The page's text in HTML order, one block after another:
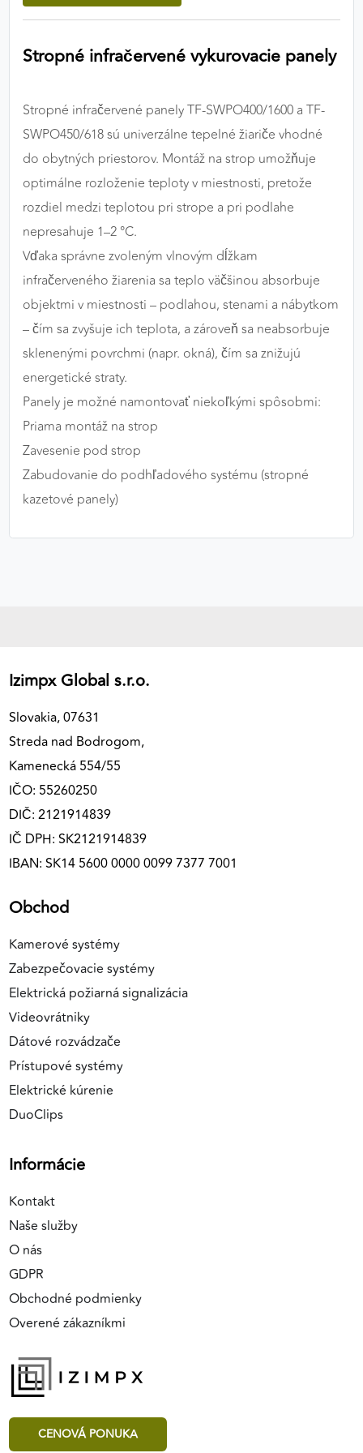
Stropné infračervené vykurovacie panely
Stropné infračervené panely TF-SWPO400/1600 a TF-
SWPO450/618 sú univerzálne tepelné žiariče vhodné
do obytných priestorov. Montáž na strop umožňuje
optimálne rozloženie teploty v miestnosti, pretože
rozdiel medzi teplotou pri strope a pri podlahe
nepresahuje 1–2 °C.
Vďaka správne zvoleným vlnovým dĺžkam
infračerveného žiarenia sa teplo väčšinou absorbuje
objektmi v miestnosti – podlahou, stenami a nábytkom
– čím sa zvyšuje ich teplota, a zároveň sa neabsorbuje
sklenenými povrchmi (napr. okná), čím sa znižujú
energetické straty.
Panely je možné namontovať niekoľkými spôsobmi:
Priama montáž na strop
Zavesenie pod strop
Zabudovanie do podhľadového systému (stropné
kazetové panely)
Izimpx Global s.r.o.
Slovakia, 07631
Streda nad Bodrogom,
Kamenecká 554/55
IČO: 55260250
DIČ: 2121914839
IČ DPH: SK2121914839
IBAN: SK14 5600 0000 0099 7377 7001
Obchod
Kamerové systémy
Zabezpečovacie systémy
Elektrická požiarná signalizácia
Videovrátniky
Dátové rozvádzače
Prístupové systémy
Elektrické kúrenie
DuoClips
Informácie
Kontakt
Naše služby
O nás
GDPR
Obchodné podmienky
Overené zákazníkmi
CENOVÁ PONUKA
Google Analytics
MARKETINGOVÉ COOKIES
Marketingové cookies sa používajú na sledovanie
správania používateľov naprieč webovými
stránkami. Umožňujú nám a našim partnerom
zobrazovať cielenú a relevantnú reklamu, a to na
našom webe aj v reklamných sieťach tretích strán.
Poskytovateľ: Google